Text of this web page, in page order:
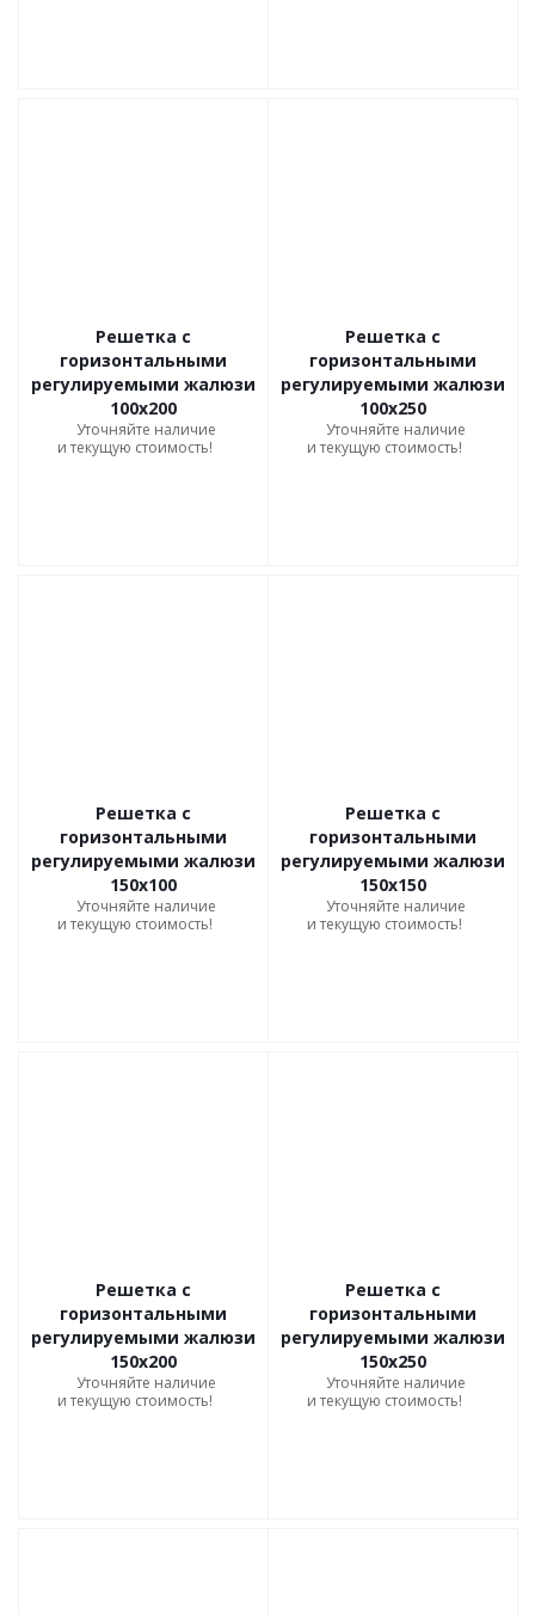
Решетка с
горизонтальными
регулируемыми жалюзи
100х200
Уточняйте наличие
и текущую стоимость!
Решетка с
горизонтальными
регулируемыми жалюзи
100х250
Уточняйте наличие
и текущую стоимость!
Решетка с
горизонтальными
регулируемыми жалюзи
150х100
Уточняйте наличие
и текущую стоимость!
Решетка с
горизонтальными
регулируемыми жалюзи
150х150
Уточняйте наличие
и текущую стоимость!
Решетка с
горизонтальными
регулируемыми жалюзи
150х200
Уточняйте наличие
и текущую стоимость!
Решетка с
горизонтальными
регулируемыми жалюзи
150х250
Уточняйте наличие
и текущую стоимость!